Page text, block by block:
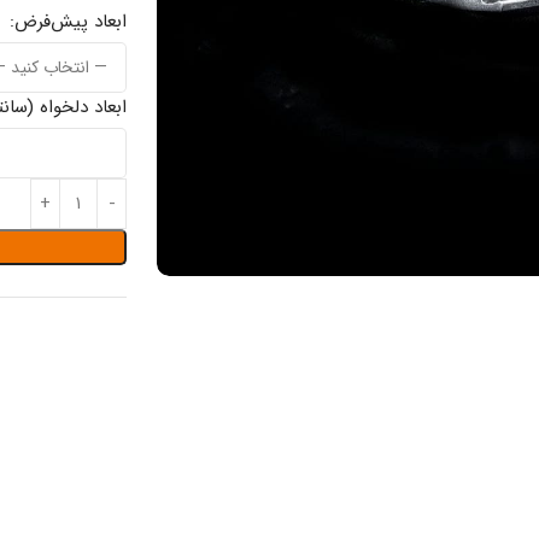
ابعاد پیش‌فرض:
ابعاد دلخواه